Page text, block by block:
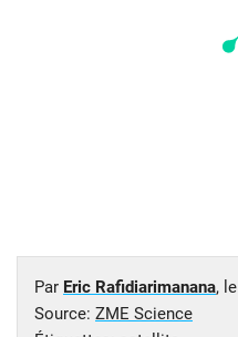
Par Eric Rafidiarimanana, le
Source: ZME Science